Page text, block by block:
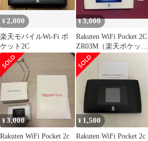
¥2,000
楽天モバイルWi-Fi ポ
ケット2C
¥3,000
Rakuten WiFi Pocket 2C
ZR03M（楽天ポケット
WiFi）
¥3,000
Rakuten WiFi Pocket 2c
¥ 1,500
Rakuten WiFi Pocket 2c